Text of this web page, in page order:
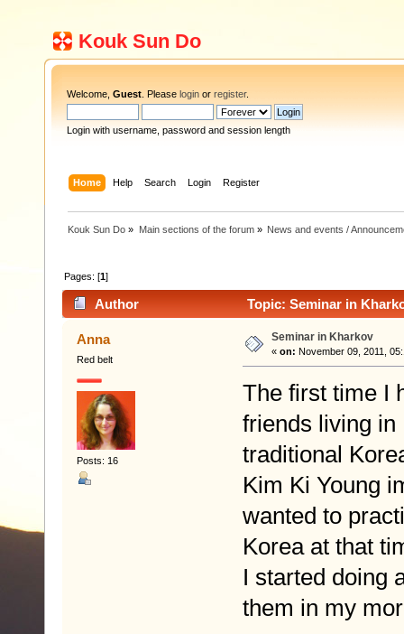
Kouk Sun Do
Welcome, Guest . Please login or register.
Login with username, password and session length
Home Help Search Login Register
Kouk Sun Do » Main sections of the forum» News and events /
Pages: [1]
Author Topic: Seminar in
Anna
Red belt
Posts: 16
Seminar in Kharkov
« on: November 09, 2011,
The first time I
friends living in
traditional
Kim Ki Young
wanted to
Korea at that
I started doing
them in my